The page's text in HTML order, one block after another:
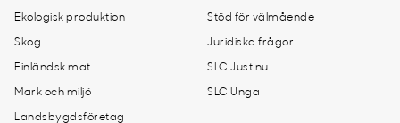
Ekologisk produktion
Skog
Finländsk mat
Mark och miljö
Landsbygdsföretag
Stöd för välmående
Juridiska frågor
SLC Just nu
SLC Unga